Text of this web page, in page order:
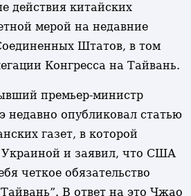
действия китайских
мерой на недавние
Штатов, в том
Конгресса на Тайвань.
премьер-министр
опубликовал статью
газет, в которой
Украиной и заявил, что США
четкое обязательство
В ответ на это Чжао